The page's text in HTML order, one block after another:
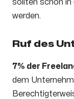
sollten schon in
werden.
Ruf des
7% der
dem